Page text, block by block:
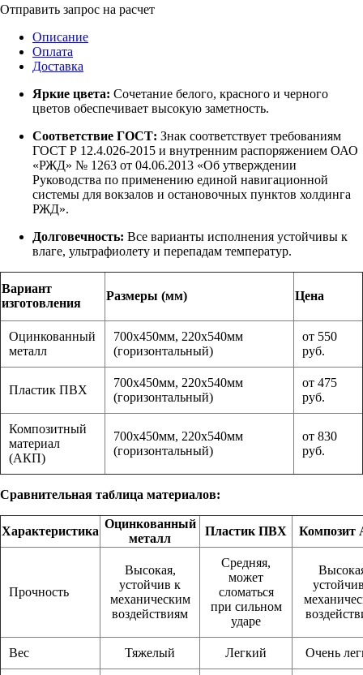
Отправить запрос на расчет
Описание
Оплата
Доставка
Яркие цвета: Сочетание белого, красного и черного
цветов обеспечивает высокую заметность.
Соответствие ГОСТ: Знак соответствует требованиям
ГОСТ Р 12.4.026-2015 и внутренним распоряжением ОАО
«РЖД» № 1263 от 04.06.2013 «Об утверждении
Руководства по применению единой навигационной
системы для вокзалов и остановочных пунктов холдинга
РЖД».
Долговечность: Все варианты исполнения устойчивы к
влаге, ультрафиолету и перепадам температур.
Вариант
изготовления
Размеры (мм) Цена
Оцинкованный
металл
700х450мм, 220х540мм
(горизонтальный)
от 550
руб.
Пластик ПВХ
700х450мм, 220х540мм
(горизонтальный)
от 475
руб.
Композитный
материал
(АКП)
700х450мм, 220х540мм
(горизонтальный)
от 830
руб.
Сравнительная таблица материалов:
Характеристика
Оцинкованный
металл
Пластик ПВХ
Прочность
Высокая,
устойчив к
механическим
воздействиям
Средняя,
может
сломаться
при сильном
ударе
Вес Тяжелый Легкий Очень